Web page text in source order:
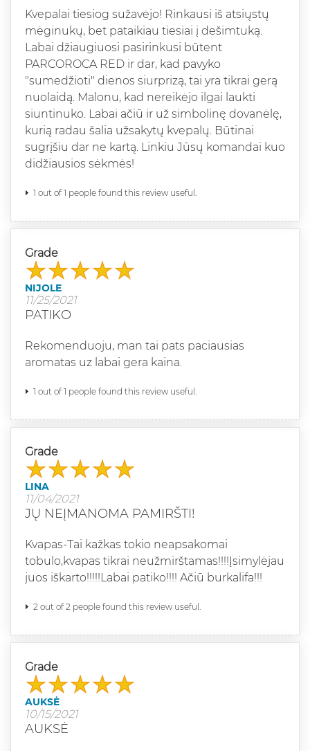
Kvepalai tiesiog sužavėjo! Rinkausi iš atsiųstų
mėginukų, bet pataikiau tiesiai į dešimtuką.
Labai džiaugiuosi pasirinkusi būtent
PARCOROCA RED ir dar, kad pavyko
"sumedžioti" dienos siurprizą, tai yra tikrai gerą
nuolaidą. Malonu, kad nereikėjo ilgai laukti
siuntinuko. Labai ačiū ir už simbolinę dovanėlę,
kurią radau šalia užsakytų kvepalų. Būtinai
sugrįšiu dar ne kartą. Linkiu Jūsų komandai kuo
didžiausios sėkmės!
1 out of 1 people found this review useful.
Grade
NIJOLE
11/25/2021
PATIKO
Rekomenduoju, man tai pats paciausias
aromatas uz labai gera kaina.
1 out of 1 people found this review useful.
Grade
LINA
11/04/2021
JŲ NEĮMANOMA PAMIRŠTI!
Kvapas-Tai kažkas tokio neapsakomai
tobulo,kvapas tikrai neužmirštamas!!!!Įsimylėjau
juos iškarto!!!!!Labai patiko!!!! Ačiū burkalifa!!!
2 out of 2 people found this review useful.
Grade
AUKSĖ
10/15/2021
AUKSĖ